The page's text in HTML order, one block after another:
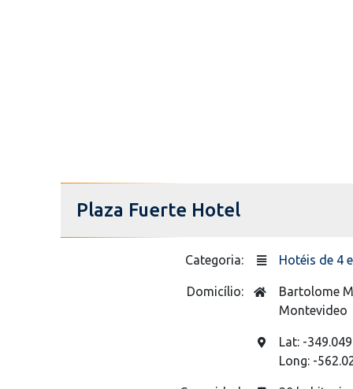
Plaza Fuerte Hotel
Categoria: Hotéis de 4
Domicílio:
Bartolome
Montevideo
Lat: -
Long: -